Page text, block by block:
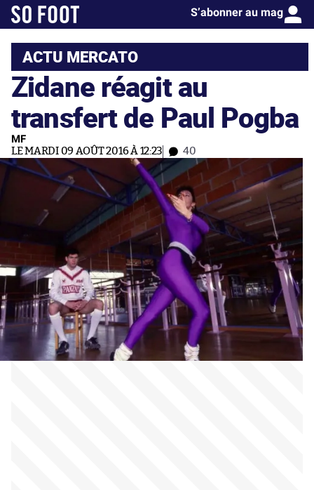
S’abonner au mag
ACTU MERCATO
Zidane réagit au
transfert de Paul Pogba
MF
LE MARDI 09 AOÛT 2016 À 12:23 40